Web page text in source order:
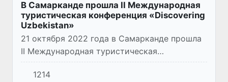
В Самарканде прошла II Международная
туристическая конференция «Discovering
Uzbekistan»
21 октября 2022 года в Самарканде прошла
II Международная туристическая
конференция «Discovering Uzbekistan», в
которой приняли участие представители
1214